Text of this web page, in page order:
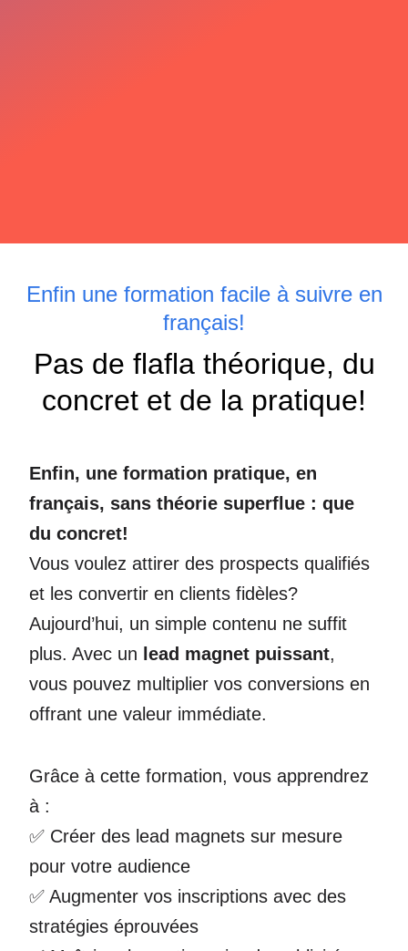
Enfin une formation facile à suivre en
français!
Pas de flafla théorique, du
concret et de la pratique!
Enfin, une formation pratique, en
français, sans théorie superflue : que
du concret!
Vous voulez attirer des prospects qualifiés
et les convertir en clients fidèles?
Aujourd’hui, un simple contenu ne suffit
plus. Avec un lead magnet puissant,
vous pouvez multiplier vos conversions en
offrant une valeur immédiate.
Grâce à cette formation, vous apprendrez
à :
✅ Créer des lead magnets sur mesure
pour votre audience
✅ Augmenter vos inscriptions avec des
stratégies éprouvées